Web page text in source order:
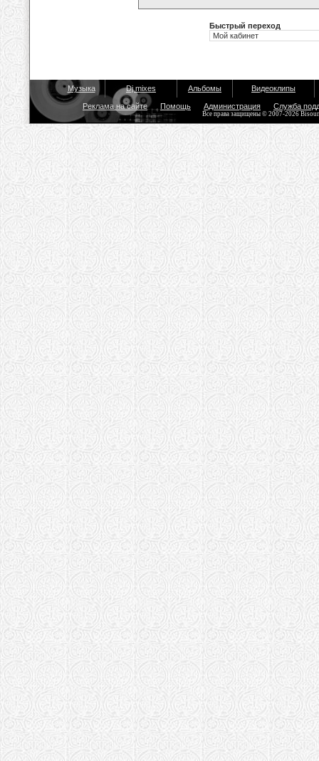
Быстрый переход
Музыка Dj mixes Альбомы Видеоклипы
Реклама на сайте Помощь Администрация Служба
Все права защищены © 2007-2026